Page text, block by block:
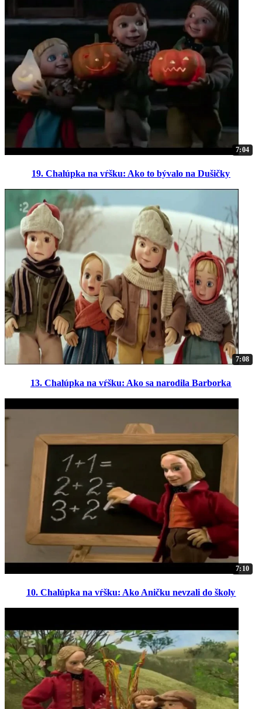
7:04
19. Chalúpka na vŕšku: Ako to bývalo na Dušičky
7:08
13. Chalúpka na vŕšku: Ako sa narodila Barborka
7:10
10. Chalúpka na vŕšku: Ako Aničku nevzali do školy